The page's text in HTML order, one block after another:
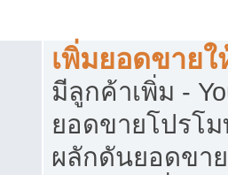
เพิ่มยอดขายใ
มีลูกค้าเพิ่ม -
ยอดขายโปรโ
ผลักดันยอดขา